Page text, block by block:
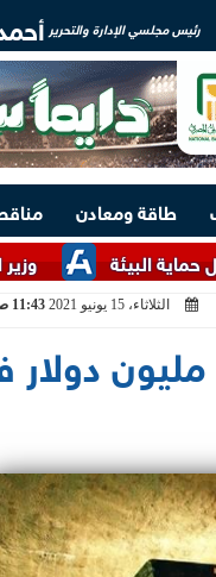
رئيس مجلسي الإدارة والتحرير
طاقة ومعادن
وزير الكهرباء:
الثلاثاء، 15 يونيو 2021 11:43 صـ
إيرادات منجم السكري تسجل 186 مليون